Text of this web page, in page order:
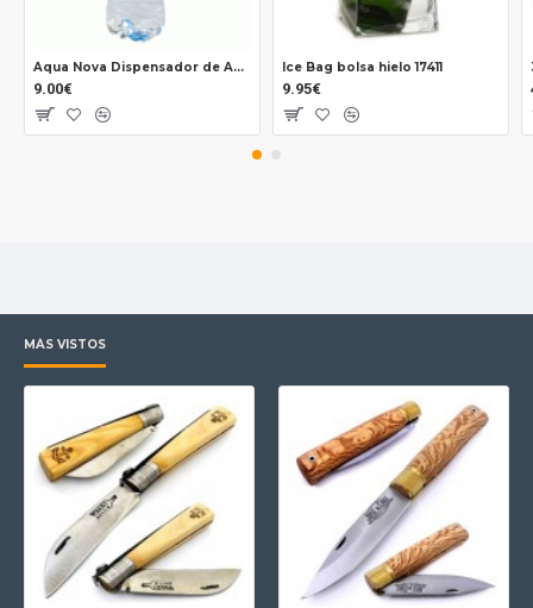
Aqua Nova Dispensador de Agua para garrafas 32738
9.00€
Ice Bag bolsa hielo 17411
9.95€
MÁS VISTOS